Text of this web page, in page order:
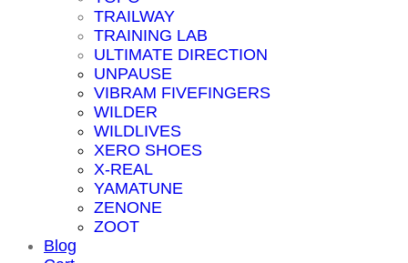
TRAILWAY
TRAINING LAB
ULTIMATE DIRECTION
UNPAUSE
VIBRAM FIVEFINGERS
WILDER
WILDLIVES
XERO SHOES
X-REAL
YAMATUNE
ZENONE
ZOOT
Blog